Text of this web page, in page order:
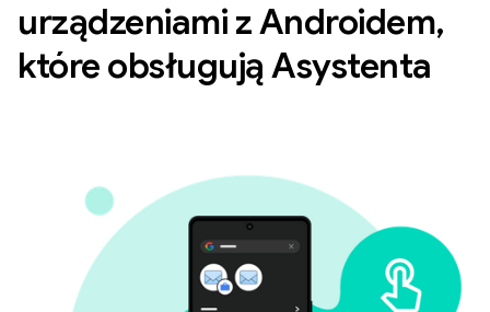
urządzeniami z Androidem,
które obsługują Asystenta